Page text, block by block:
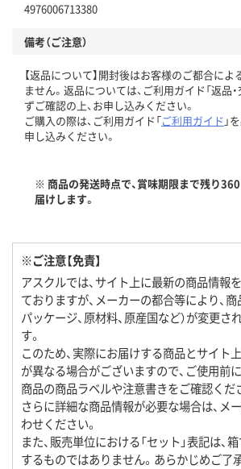
4976006713380
備考（ご注意）
【返品について】開封後はお客様のご都合に
ません。返品については、ご利用ガイド「返品
ずご確認の上、お申し込みください。
ご購入の際は、ご利用ガイド「ご利用ガイド 」
申し込みください。
※ 商品の発送時点で、賞味期限まで残り
届けします。
※ご注意【免責】
アスクルでは、サイト上に最新の商品情報
ておりますが、メーカーの都合等により、商
パッケージ、原材料、原産国など）が変更さ
す。
このため、実際にお届けする商品とサイト
が異なる場合がございますので、ご使用前
商品の商品ラベルや注意書きをご確認くだ
さらに詳細な商品情報が必要な場合は、メ
わせください。
また、販売単位における「セット」表記は、
するものではありません。あらかじめご了